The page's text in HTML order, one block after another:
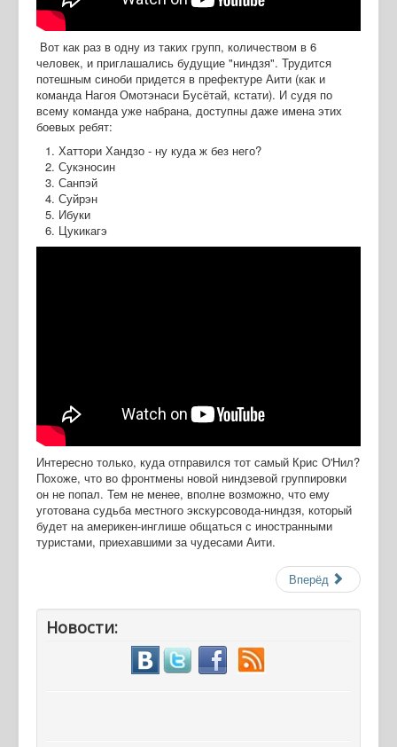
Вот как раз в одну из таких групп, количеством в 6
человек, и приглашались будущие "ниндзя". Трудится
потешным синоби придется в префектуре Аити (как и
команда Нагоя Омотэнаси Бусётай, кстати). И судя по
всему команда уже набрана, доступны даже имена этих
боевых ребят:
Хаттори Хандзо - ну куда ж без него?
Сукэносин
Санпэй
Суйрэн
Ибуки
Цукикагэ
Интересно только, куда отправился тот самый Крис О'Нил?
Похоже, что во фронтмены новой ниндзевой группировки
он не попал. Тем не менее, вполне возможно, что ему
уготована судьба местного экскурсовода-ниндзя, который
будет на америкен-инглише общаться с иностранными
туристами, приехавшими за чудесами Аити.
Вперёд
Новости: